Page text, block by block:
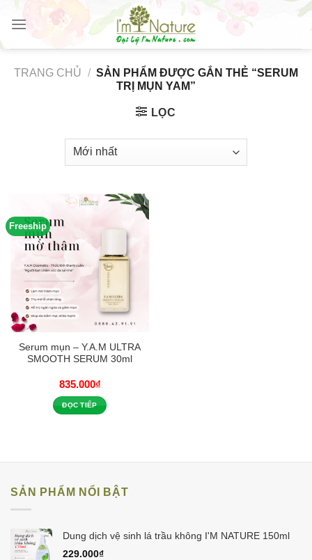
Skip
content
TRANG CHỦ / SẢN PHẨM ĐƯỢC GẮN THẺ “SERUM
TRỊ MỤN YAM”
LỌC
Freeship
Serum mụn – Y.A.M ULTRA
SMOOTH SERUM 30ml
835.000₫
ĐỌC TIẾP
SẢN PHẨM NỔI BẬT
Dung dịch vệ sinh lá trầu không I'M NATURE 150ml
229.000₫